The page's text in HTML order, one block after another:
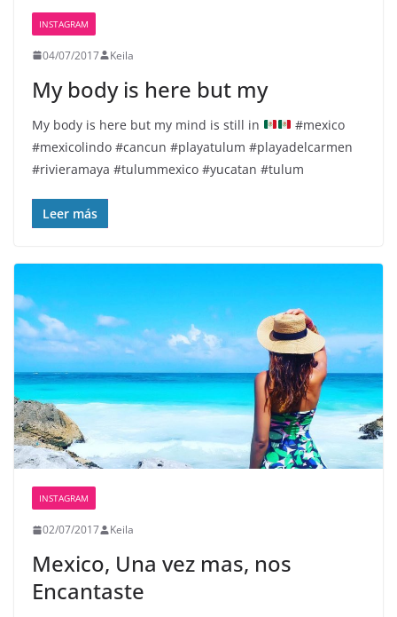
INSTAGRAM
04/07/2017 Keila
My body is here but my
My body is here but my mind is still in
#mexico
#mexicolindo #cancun #playatulum #playadelcarmen
#rivieramaya #tulummexico #yucatan #tulum
Leer más
INSTAGRAM
02/07/2017 Keila
Mexico, Una vez mas, nos
Encantaste️